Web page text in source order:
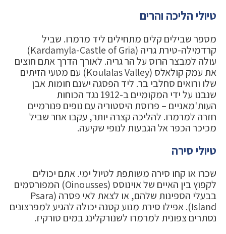
טיולי הליכה והרים
מספר שבילים קלים מתחילים ליד מרמרו. שביל
קרדמילה-טירת גריה (Kardamyla-Castle of Gria)
עולה למבצר הרוס על הר גריה. לאורך הדרך אתם חוצים
את עמק קולאלס (Koulalas Valley) עם מטעי הזיתים
שלו ורואים סחלבי בר. ליד הפסגה ישנם חומות אבן
שנבנו על ידי המקומיים ב-1912 נגד הכוחות
העות'מאניים – פרוסת היסטוריה עם נופים פנורמיים
חזרה למרמרו. להליכה קצרה יותר, עקבו אחר שביל
מכיכר הכפר אל הגבעות לנופי שקיעה.
טיולי סירה
שכרו או קחו סירה משותפת לטיול ימי. אתם יכולים
לקפוץ בין האיים של אוינוסס (Oinousses) המפורסמים
בבעלי הספינות שלהם, או לצאת לאי פסרה (Psara
Island). אפילו סירת מנוע קטנה יכולה להגיע למפרצונים
נסתרים צפונית למרמרו לשנורקלינג במים טורקיז.